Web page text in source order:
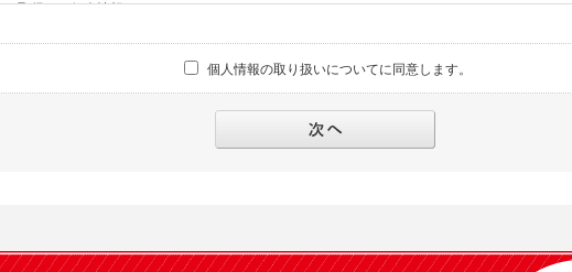
(1)取得する個人情報
・お問合せへの対応のため
(2)法令等により開示を求められた場合。
個人情報の取り扱いについてに同意します。